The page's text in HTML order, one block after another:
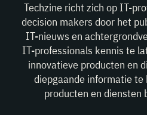
Techzine richt zich op IT-
decision makers door het
IT-nieuws en
IT-professionals kennis te
innovatieve producten en
diepgaande informatie te
producten en diensten